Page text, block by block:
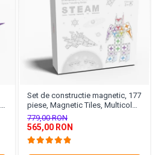
Set de constructie magnetic, 177
piese, Magnetic Tiles, Multicolor
de forme geometrice diferite, 2D,
3D
779,00 RON
565,00 RON